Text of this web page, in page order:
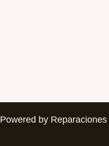
Powered by